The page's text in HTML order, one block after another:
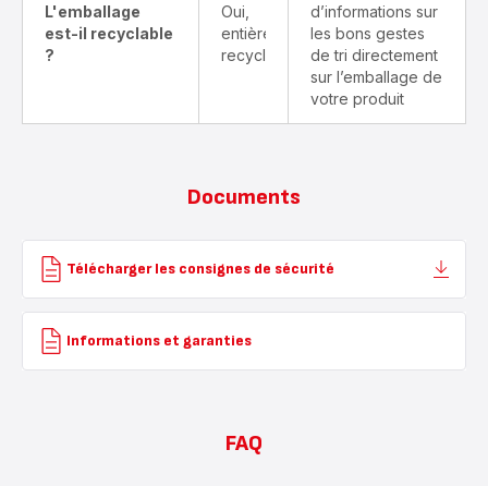
L'emballage
est-il recyclable
?
Oui,
entièrement
recyclable
d’informations sur
les bons gestes
de tri directement
sur l’emballage de
votre produit
Documents
Télécharger les consignes de sécurité
Informations et garanties
FAQ